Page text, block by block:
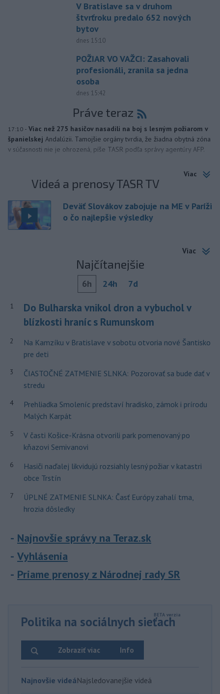
V Bratislave sa v druhom
štvrťroku predalo 652 nových
bytov
dnes 15:10
POŽIAR VO VAŽCI: Zasahovali
profesionáli, zranila sa jedna
osoba
dnes 15:42
Práve teraz
17:10 - Viac než 275 hasičov nasadili na boj s lesným požiarom v
španielskej Andalúzii. Tamojšie orgány tvrdia, že žiadna obytná zóna
v súčasnosti nie je ohrozená, píše TASR podľa správy agentúry AFP.
Viac
Videá a prenosy TASR TV
Deväť Slovákov zabojuje na ME v Paríži
o čo najlepšie výsledky
Viac
Najčítanejšie
6h 24h 7d
1
Do Bulharska vnikol dron a vybuchol v
blízkosti hraníc s Rumunskom
2
Na Kamzíku v Bratislave v sobotu otvoria nové Šantisko
pre deti
3
ČIASTOČNÉ ZATMENIE SLNKA: Pozorovať sa bude dať v
stredu
4
Prehliadka Smoleníc predstaví hradisko, zámok i prírodu
Malých Karpát
5
V časti Košice-Krásna otvorili park pomenovaný po
kňazovi Semivanovi
6
Hasiči naďalej likvidujú rozsiahly lesný požiar v katastri
obce Trstín
7
ÚPLNÉ ZATMENIE SLNKA: Časť Európy zahalí tma,
hrozia dôsledky
Najnovšie správy na Teraz.sk
Vyhlásenia
Priame prenosy z Národnej rady SR
Politika na sociálnych sieťach
Info
Zobraziť viac
Najnovšie videáNajsledovanejšie videá